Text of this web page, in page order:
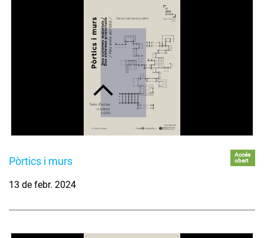
Pòrtics i murs
Accés
obert
13 de febr. 2024